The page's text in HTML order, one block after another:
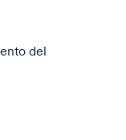
del